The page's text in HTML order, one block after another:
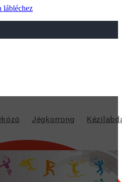
lábléchez
Jégkorrong